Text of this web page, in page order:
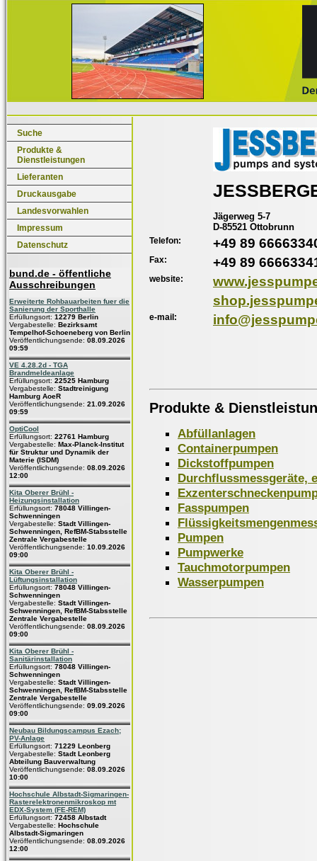
Suche
Produkte &
Dienstleistungen
Lieferanten
Druckausgabe
Landesvorwahlen
Impressum
Datenschutz
bund.de - öffentliche
Ausschreibungen
Erweiterte Rohbauarbeiten fuer die
Sanierung der Sporthalle
Erfüllungsort: 12279 Berlin
Vergabestelle: Bezirksamt
Tempelhof-Schoeneberg von Berlin
Veröffentlichungsende: 08.09.2026
09:59
VE 4.28.2d - TGA
Brandmeldeanlage
Erfüllungsort: 22525 Hamburg
Vergabestelle: Stadtreinigung
Hamburg AoeR
Veröffentlichungsende: 21.09.2026
09:59
OptiCool
Erfüllungsort: 22761 Hamburg
Vergabestelle: Max-Planck-Institut
für Struktur und Dynamik der
Materie (ISDM)
Veröffentlichungsende: 08.09.2026
12:00
Kita Oberer Brühl -
Heizungsinstallation
Erfüllungsort: 78048 Villingen-
Schwenningen
Vergabestelle: Stadt Villingen-
Schwenningen, RefBM-Stabsstelle
Zentrale Vergabestelle
Veröffentlichungsende: 10.09.2026
09:00
Kita Oberer Brühl -
Lüftungsinstallation
Erfüllungsort: 78048 Villingen-
Schwenningen
Vergabestelle: Stadt Villingen-
Schwenningen, RefBM-Stabsstelle
Zentrale Vergabestelle
Veröffentlichungsende: 08.09.2026
09:00
Kita Oberer Brühl -
Sanitärinstallation
Erfüllungsort: 78048 Villingen-
Schwenningen
Vergabestelle: Stadt Villingen-
Schwenningen, RefBM-Stabsstelle
Zentrale Vergabestelle
Veröffentlichungsende: 09.09.2026
09:00
Neubau Bildungscampus Ezach;
PV-Anlage
Erfüllungsort: 71229 Leonberg
Vergabestelle: Stadt Leonberg
Abteilung Bauverwaltung
Veröffentlichungsende: 08.09.2026
10:00
Hochschule Albstadt-Sigmaringen-
Rasterelektronenmikroskop mt
EDX-System (FE-REM)
Erfüllungsort: 72458 Albstadt
Vergabestelle: Hochschule
Albstadt-Sigmaringen
Veröffentlichungsende: 08.09.2026
12:00
Jägerweg 5-7
D-85521 Ottobrunn
Telefon: +49 89
Fax: +49 89
website:
e-mail:
Produkte &
Abfüllanlagen
Containerpumpen
Dickstoffpumpen
Durchflussmessgeräte,
Fasspumpen
Pumpen
Pumpwerke
Tauchmotorpumpen
Wasserpumpen